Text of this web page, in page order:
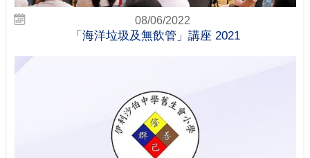
08/06/2022
「海洋垃圾及無飲管」講座 2021